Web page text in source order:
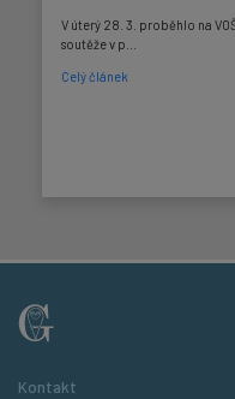
V úterý 28. 3. proběhlo na
soutěže v p...
Celý článek
Kontakt